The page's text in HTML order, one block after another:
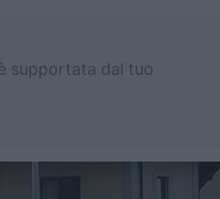
supportata dal tuo